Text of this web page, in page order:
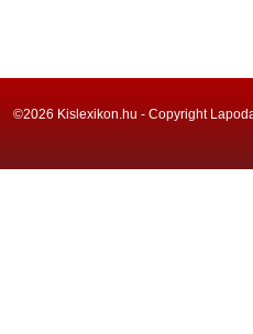
©2026 Kislexikon.hu - Copyright